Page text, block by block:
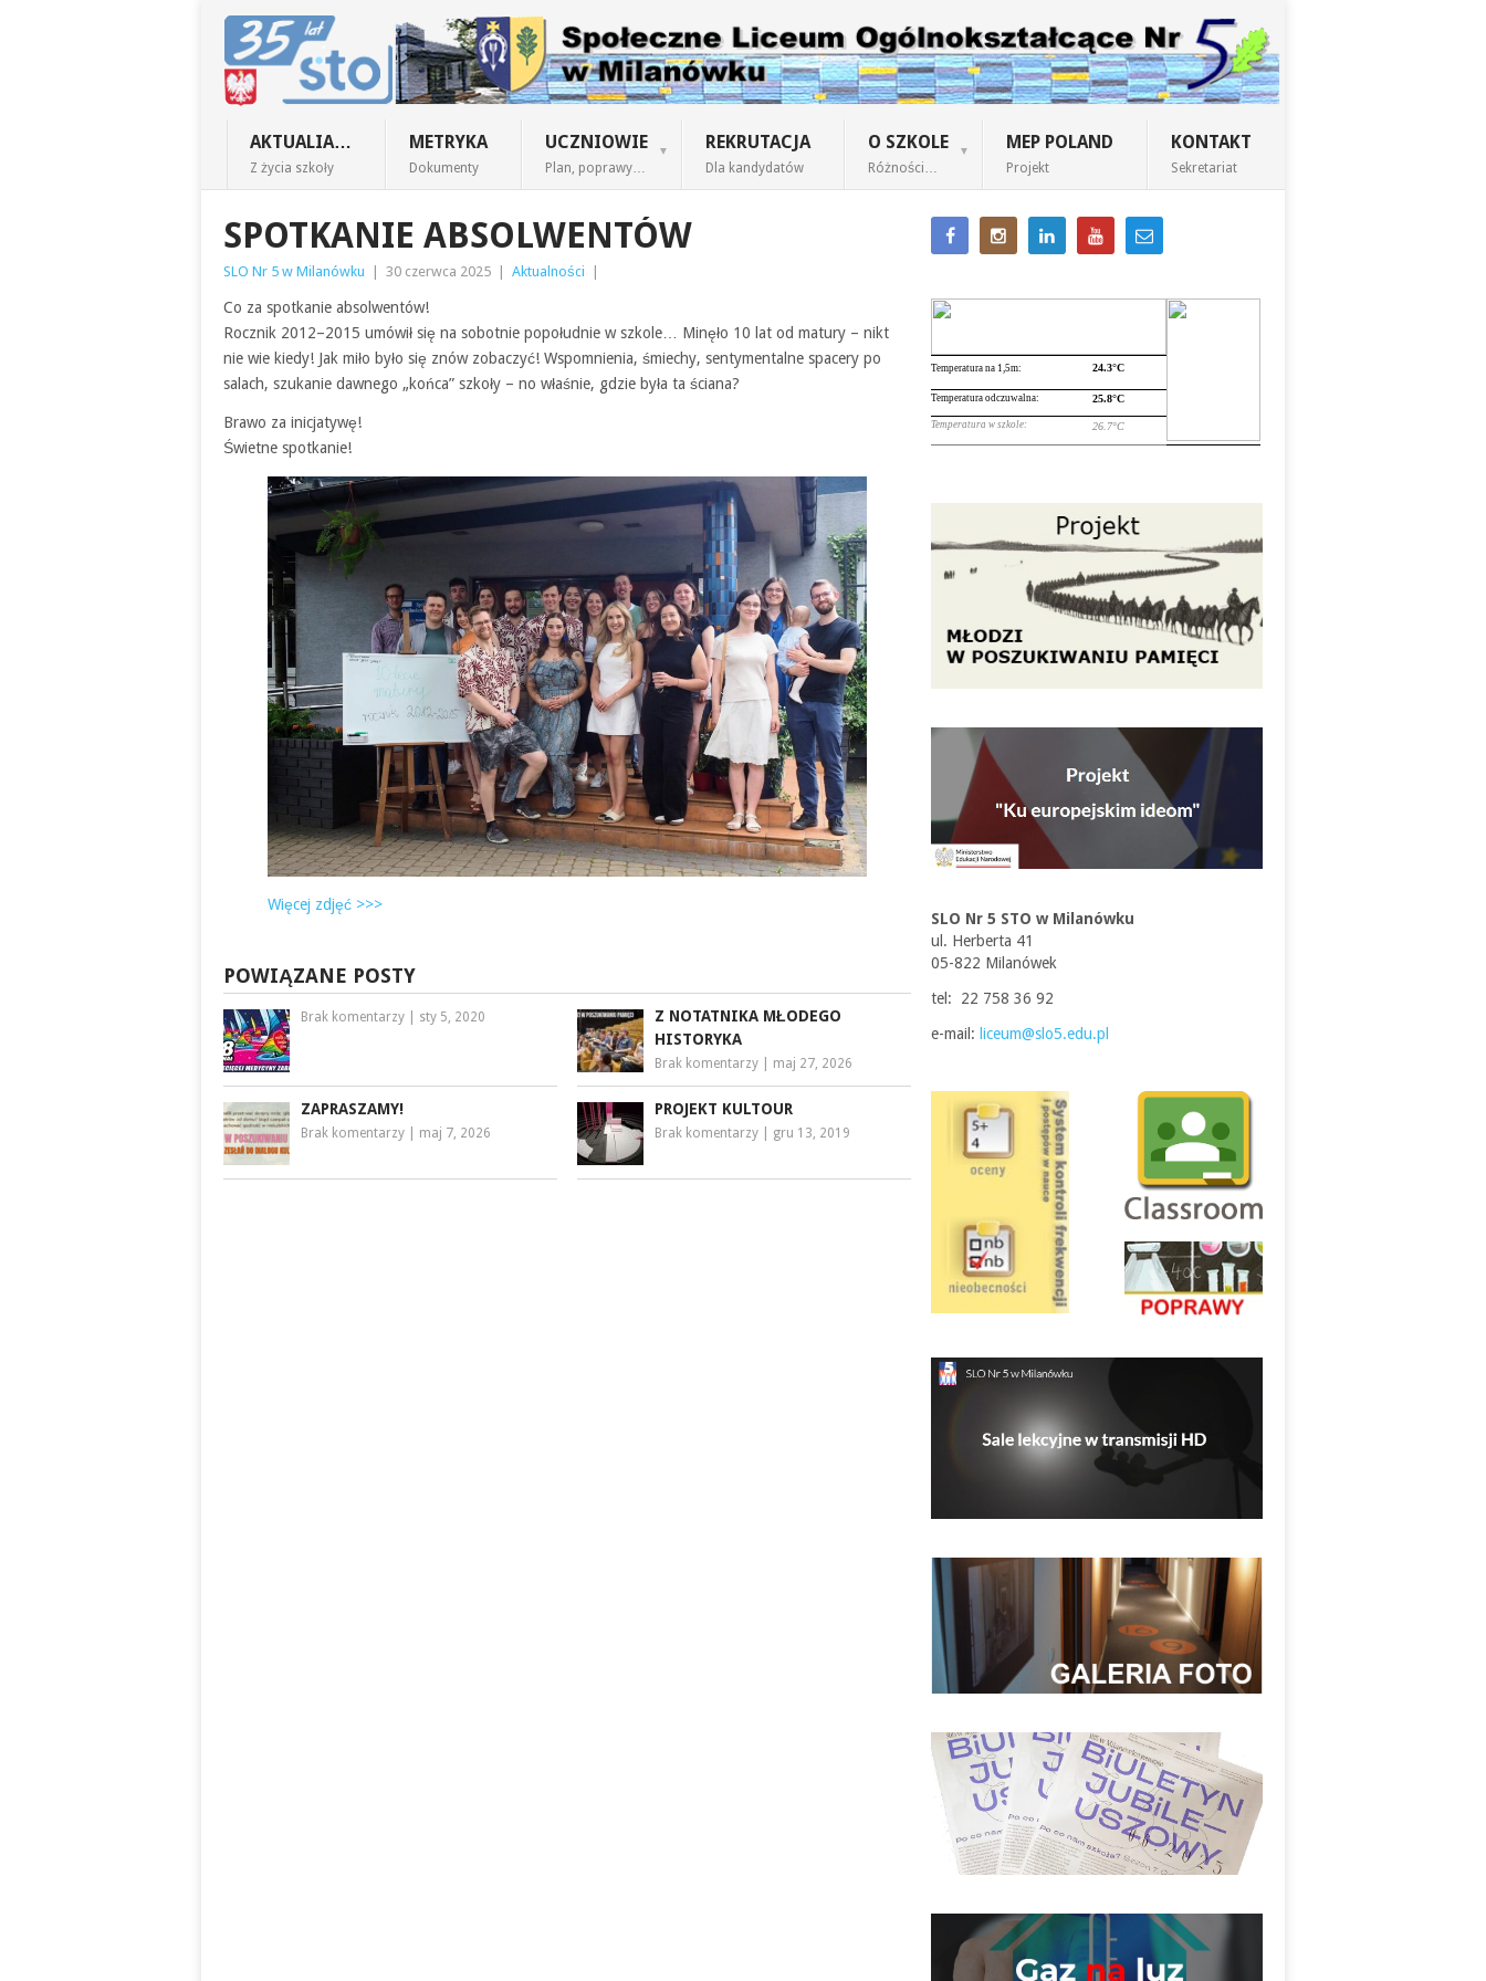
AKTUALIA…
Z życia szkoły
METRYKA
Dokumenty
UCZNIOWIE
Plan, poprawy…
REKRUTACJA
Dla kandydatów
O SZKOLE
Różności…
MEP POLAND
Projekt
KONTAKT
Sekretariat
SPOTKANIE ABSOLWENTÓW
SLO Nr 5 w Milanówku 30 czerwca 2025 Aktualności
Co za spotkanie absolwentów!
Rocznik 2012–2015 umówił się na sobotnie popołudnie w szkole… Minęło 10 lat od matury – nikt
nie wie kiedy! Jak miło było się znów zobaczyć! Wspomnienia, śmiechy, sentymentalne spacery po
salach, szukanie dawnego „końca” szkoły – no właśnie, gdzie była ta ściana?
Brawo za inicjatywę!
Świetne spotkanie!
Więcej zdjęć >>>
POWIĄZANE POSTY
Brak komentarzy sty 5, 2020
Z NOTATNIKA MŁODEGO
HISTORYKA
Brak komentarzy maj 27, 2026
ZAPRASZAMY!
Brak komentarzy maj 7, 2026
PROJEKT KULTOUR
Brak komentarzy gru 13, 2019
SLO Nr 5 STO w Milanówku
ul. Herberta 41
05-822 Milanówek
tel: 22 758 36 92
e-mail: liceum@slo5.edu.pl